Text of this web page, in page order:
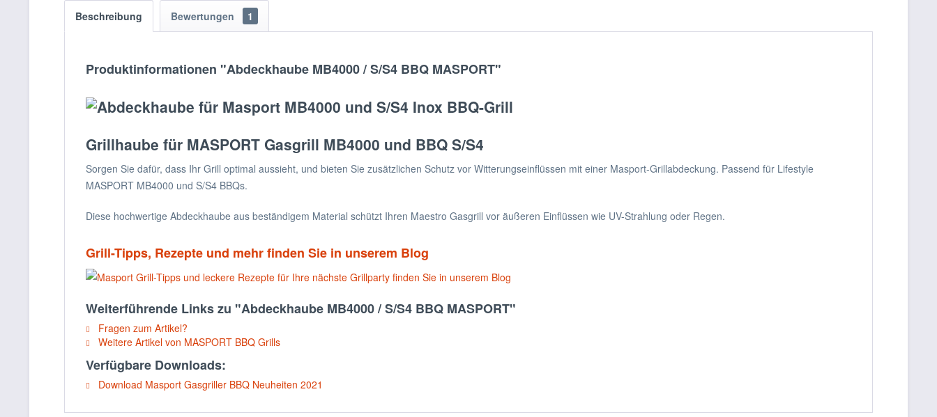
Beschreibung Bewertungen 1
Produktinformationen "Abdeckhaube MB4000 / S/S4 BBQ MASPORT"
Grillhaube für MASPORT Gasgrill MB4000 und BBQ S/S4
Sorgen Sie dafür, dass Ihr Grill optimal aussieht, und bieten Sie zusätzlichen Schutz vor Witterungseinflüssen mit einer Masport-Grillabdeckung. Passend für Lifestyle
MASPORT MB4000 und S/S4 BBQs.
Diese hochwertige Abdeckhaube aus beständigem Material schützt Ihren Maestro Gasgrill vor äußeren Einflüssen wie UV-Strahlung oder Regen.
Grill-Tipps, Rezepte und mehr finden Sie in unserem Blog
Weiterführende Links zu "Abdeckhaube MB4000 / S/S4 BBQ MASPORT"
Fragen zum Artikel?
Weitere Artikel von MASPORT BBQ Grills
Verfügbare Downloads:
Download Masport Gasgriller BBQ Neuheiten 2021